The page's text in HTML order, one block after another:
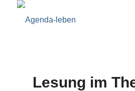
Lesung im